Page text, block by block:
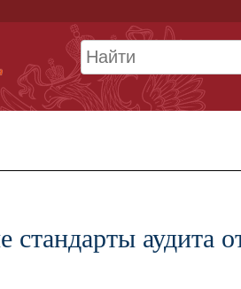
стандарты аудита